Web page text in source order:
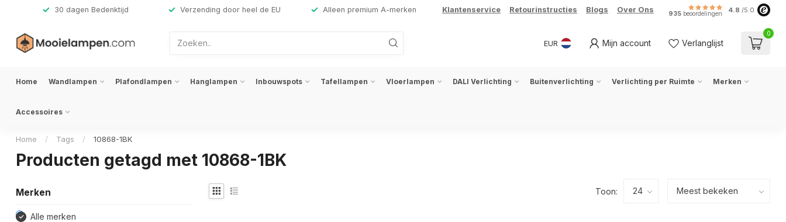
30 dagen Bedenktijd Verzending door heel de EU Alleen premium A-merken Klantenservice Retourinstructies Blogs Over Ons 935 beoordelingen 4.8 /5.0
EUR Mijn account Verlanglijst
0
Home Wandlampen Plafondlampen Hanglampen Inbouwspots Tafellampen Vloerlampen DALI Verlichting Buitenverlichting Verlichting per Ruimte Merken
Accessoires
Home / Tags / 10868-1BK
Producten getagd met 10868-1BK
Merken
Alle merken
Toon: